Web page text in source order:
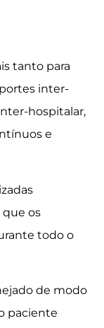
tanto para
inter-
hospitalar,
e
que os
todo o
de modo
paciente